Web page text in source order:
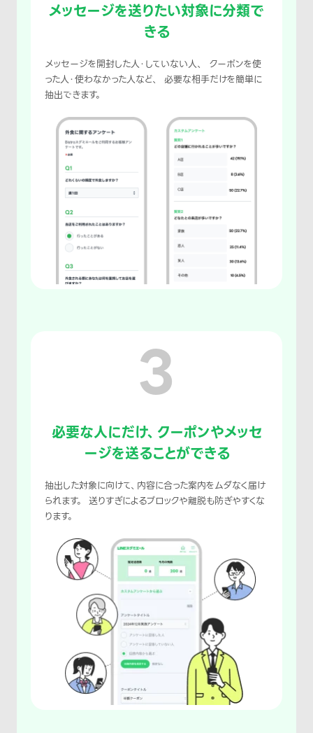
メッセージを送りたい対象に分類で
きる
メッセージを開封した人・していない人、 クーポンを使
った人・使わなかった人など、 必要な相手だけを簡単に
抽出できます。
3
必要な人にだけ、クーポンやメッセ
ージを送ることができる
抽出した対象に向けて、内容に合った案内をムダなく届け
られます。 送りすぎによるブロックや離脱も防ぎやすくな
ります。